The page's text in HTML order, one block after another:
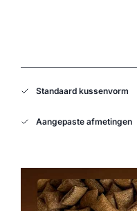
Standaard kussenvorm
Aangepaste afmetingen